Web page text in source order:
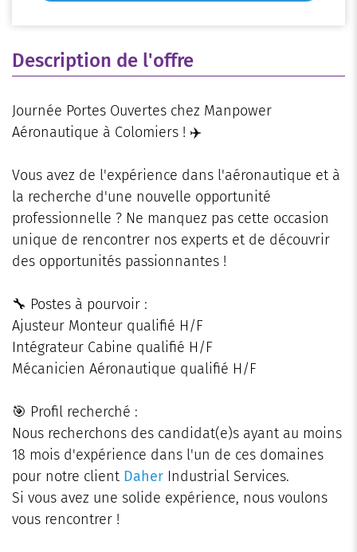
Description de l'offre
Journée Portes Ouvertes chez Manpower
Aéronautique à Colomiers ! ✈️
Vous avez de l'expérience dans l'aéronautique et à
la recherche d'une nouvelle opportunité
professionnelle ? Ne manquez pas cette occasion
unique de rencontrer nos experts et de découvrir
des opportunités passionnantes !
🔧 Postes à pourvoir :
Ajusteur Monteur qualifié H/F
Intégrateur Cabine qualifié H/F
Mécanicien Aéronautique qualifié H/F
🎯 Profil recherché :
Nous recherchons des candidat(e)s ayant au moins
18 mois d'expérience dans l'un de ces domaines
pour notre client Daher Industrial Services.
Si vous avez une solide expérience, nous voulons
vous rencontrer !